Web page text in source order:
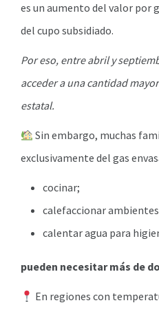
es un aumento del valor por
del cupo subsidiado.
Por eso, entre abril y
acceder a una cantidad
estatal.
Sin embargo, muchas
exclusivamente del gas
cocinar;
calefaccionar
calentar agua para
pueden necesitar más de
En regiones con